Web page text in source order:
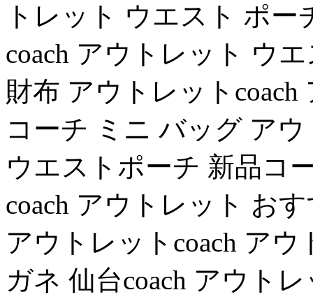
トレット ウエスト ポ
coach アウトレット ウ
財布 アウトレット
コーチ ミニ バッグ ア
ウエストポーチ 新品コ
coach アウトレット お
アウトレットcoach ア
ガネ 仙台coach アウト